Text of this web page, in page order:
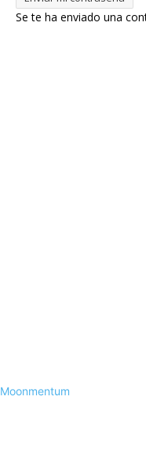
Se te ha enviado una
Moonmentum